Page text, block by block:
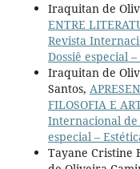
Iraquitan de
ENTRE
Revista
Dossiê especial
Iraquitan de
Santos,
FILOSOFIA E
Internacional de
especial –
Tayane Cristine